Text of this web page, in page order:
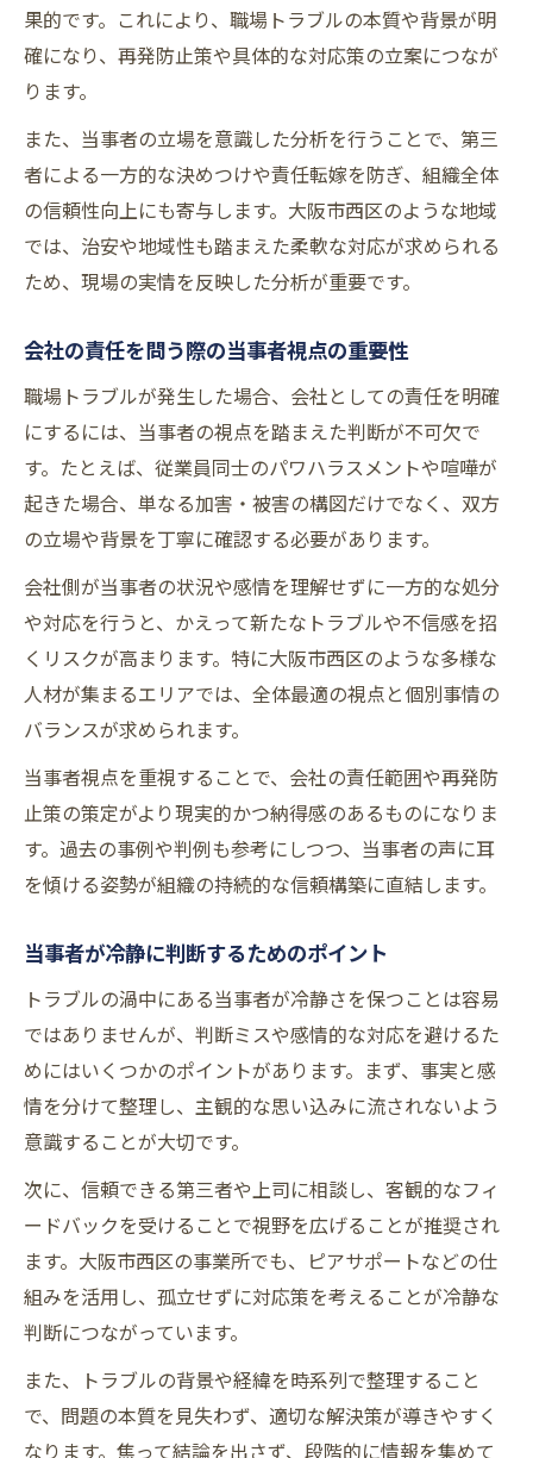
果的です。これにより、職場トラブルの本質や背景が明
確になり、再発防止策や具体的な対応策の立案につなが
ります。
また、当事者の立場を意識した分析を行うことで、第三
者による一方的な決めつけや責任転嫁を防ぎ、組織全体
の信頼性向上にも寄与します。大阪市西区のような地域
では、治安や地域性も踏まえた柔軟な対応が求められる
ため、現場の実情を反映した分析が重要です。
会社の責任を問う際の当事者視点の重要性
職場トラブルが発生した場合、会社としての責任を明確
にするには、当事者の視点を踏まえた判断が不可欠で
す。たとえば、従業員同士のパワハラスメントや喧嘩が
起きた場合、単なる加害・被害の構図だけでなく、双方
の立場や背景を丁寧に確認する必要があります。
会社側が当事者の状況や感情を理解せずに一方的な処分
や対応を行うと、かえって新たなトラブルや不信感を招
くリスクが高まります。特に大阪市西区のような多様な
人材が集まるエリアでは、全体最適の視点と個別事情の
バランスが求められます。
当事者視点を重視することで、会社の責任範囲や再発防
止策の策定がより現実的かつ納得感のあるものになりま
す。過去の事例や判例も参考にしつつ、当事者の声に耳
を傾ける姿勢が組織の持続的な信頼構築に直結します。
当事者が冷静に判断するためのポイント
トラブルの渦中にある当事者が冷静さを保つことは容易
ではありませんが、判断ミスや感情的な対応を避けるた
めにはいくつかのポイントがあります。まず、事実と感
情を分けて整理し、主観的な思い込みに流されないよう
意識することが大切です。
次に、信頼できる第三者や上司に相談し、客観的なフィ
ードバックを受けることで視野を広げることが推奨され
ます。大阪市西区の事業所でも、ピアサポートなどの仕
組みを活用し、孤立せずに対応策を考えることが冷静な
判断につながっています。
また、トラブルの背景や経緯を時系列で整理すること
で、問題の本質を見失わず、適切な解決策が導きやすく
なります。焦って結論を出さず、段階的に情報を集めて